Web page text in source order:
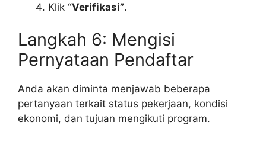
Klik “Verifikasi”.
Langkah 6: Mengisi
Pernyataan Pendaftar
Anda akan diminta menjawab beberapa
pertanyaan terkait status pekerjaan, kondisi
ekonomi, dan tujuan mengikuti program.